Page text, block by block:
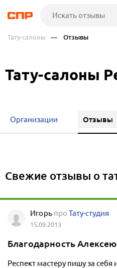
Тату-салоны — Отзывы
Тату-салоны
Организации Отзывы
Свежие отзывы о
Игорь про Тату-студия
15.09.2013
Благодарность Алексею
Респект мастеру пишу за